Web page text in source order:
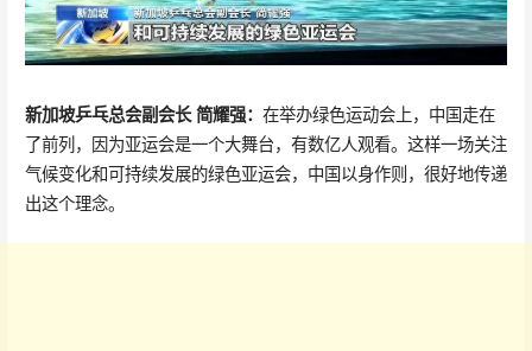
新加坡乒乓总会副会长 简耀强： 在举办绿色运动会上，中国走在
了前列，因为亚运会是一个大舞台，有数亿人观看。这样一场关注
气候变化和可持续发展的绿色亚运会，中国以身作则，很好地传递
出这个理念。